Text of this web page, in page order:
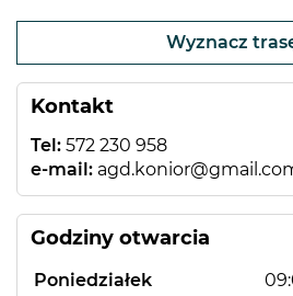
Kontakt
Tel: 572 230 958
e-mail:
Godziny otwarcia
Poniedziałek
−
Wyznacz